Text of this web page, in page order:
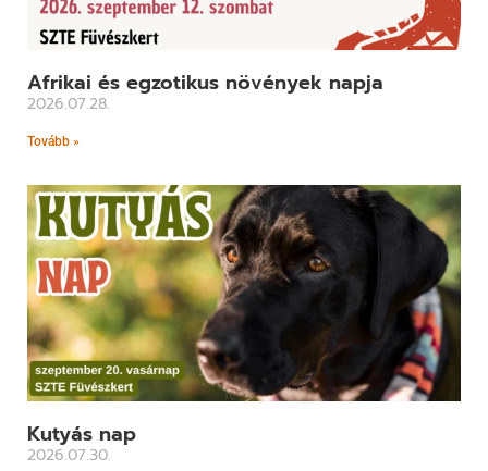
Afrikai és egzotikus növények napja
2026.07.28.
Tovább »
Kutyás nap
2026.07.30.